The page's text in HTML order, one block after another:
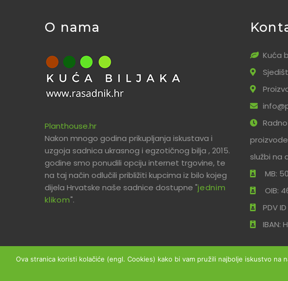
O nama
Planthouse.hr
Nakon mnogo godina prikupljanja iskustava i
uzgoja sadnica ukrasnog i egzotičnog bilja , 2015.
godine smo ponudili opciju internet trgovine, te
na taj način odlučili približiti kupcima iz bilo kojeg
dijela Hrvatske naše sadnice dostupne "jednim
klikom".
Kuća
službi na
MB:
OIB:
PDV
IBAN:
Ova stranica koristi kolačiće (engl. Cookies) kako bi vam pružili najbolje iskustvo